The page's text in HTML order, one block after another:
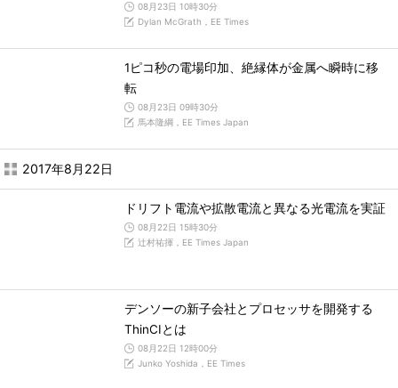
08月23日 10時30分
Dylan McGrath，EE Times
1ピコ秒の電場印加、絶縁体が金属へ瞬時に移
転
08月23日 09時30分
馬本隆綱，EE Times Japan
2017年8月22日
ドリフト電流や拡散電流と異なる光電流を実証
08月22日 15時30分
辻村祐揮，EE Times Japan
デンソーの新子会社とプロセッサを開発する
ThinCIとは
08月22日 12時00分
Junko Yoshida，EE Times